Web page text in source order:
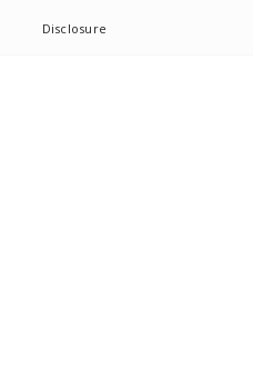
Disclosure